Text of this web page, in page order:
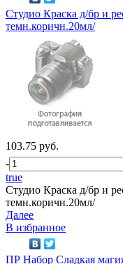
Студио Краска д/бр и
темн.коричн.20мл/
103.75 руб.
-
true
Студио Краска д/бр и
темн.коричн.20мл/
Далее
В избранное
ПР Набор Сладкая